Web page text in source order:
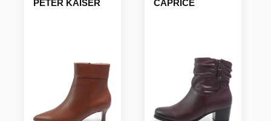
PETER KAISER CAPRICE